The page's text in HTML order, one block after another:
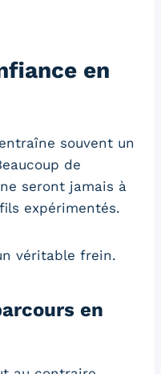
en
souvent un
de
seront jamais à
expérimentés.
véritable frein.
en